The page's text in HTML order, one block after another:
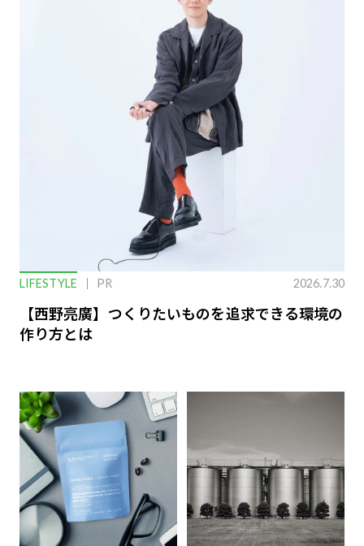
LIFESTYLE PR 2026.7.30
【西野亮廣】つくりたいものを追求できる環境の
作り方とは